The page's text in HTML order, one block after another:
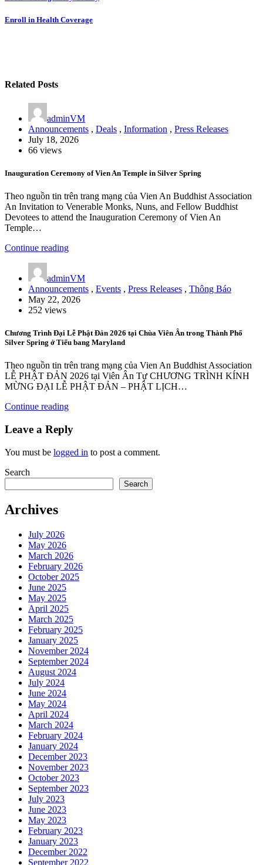
navigation
Enroll in Health Coverage
Related Posts
adminVM
Announcements , Deals , Information , Press Releases
July 18, 2026
66 views
Inauguration Ceremony of Vien An Temple in Silver Spring
Theo nguồn tin trên trang mạng của Vien An Buddhist Association
An Invitation to Venerable Monks, Nuns, and Fellow Buddhist
Devotees to attend the Inauguration Ceremony of Vien An
Temple…
Continue reading
adminVM
Announcements , Events , Press Releases , Thông Báo
May 22, 2026
252 views
Chương Trình Đại Lễ Phật Đản 2026 tại Chùa Viên Ân trong Thành Phố
Silver Spring ở Tiểu bang Maryland
Theo nguồn tin trên trang mạng của Vien An Buddhist Association
LỄ PHẬT ĐẢN 2026 tại Viên Ân Tự CHƯƠNG TRÌNH KÍNH
MỪNG ĐẠI LỄ PHẬT ĐẢN – PHẬT LỊCH…
Continue reading
Leave a Reply
You must be logged in to post a comment.
Search
Search
Archives
July 2026
May 2026
March 2026
February 2026
October 2025
June 2025
May 2025
April 2025
March 2025
February 2025
January 2025
November 2024
September 2024
August 2024
July 2024
June 2024
May 2024
April 2024
March 2024
February 2024
January 2024
December 2023
November 2023
October 2023
September 2023
July 2023
June 2023
May 2023
February 2023
January 2023
December 2022
September 2022